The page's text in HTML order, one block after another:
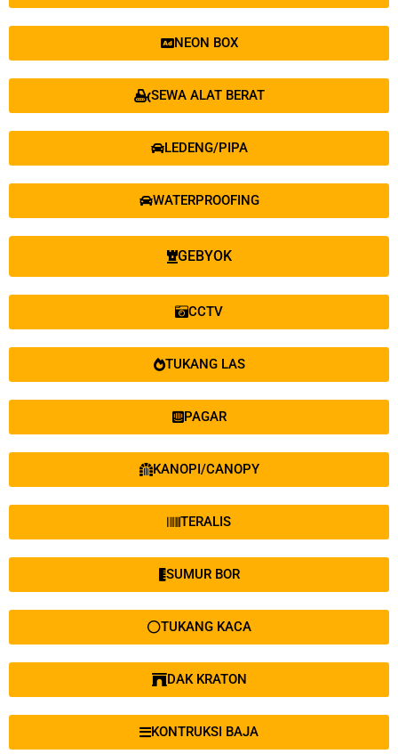
NEON BOX
SEWA ALAT BERAT
LEDENG/PIPA
WATERPROOFING
GEBYOK
CCTV
TUKANG LAS
PAGAR
KANOPI/CANOPY
TERALIS
SUMUR BOR
TUKANG KACA
DAK KRATON
KONTRUKSI BAJA